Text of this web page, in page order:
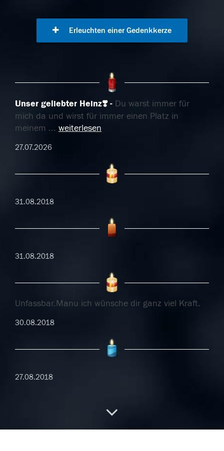
Erleuchten einer Gedenkkerze
Unser geliebter Heinz❣️
Du warst immer für
mich da und wirst für immer einen Platz in
meinem ... weiterlesen
27.07.2026
31.08.2018
31.08.2018
Unfassbar.Manu ich wünsche dir ganz viel Kraft.
30.08.2018
27.08.2018
27.08.2018